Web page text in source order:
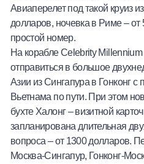
Авиаперелет под такой круиз
долларов, ночевка в Риме –
простой номер.
На корабле Celebrity
отправиться в большое
Азии из Сингапура в Гонконг
Вьетнама по пути. При этом
бухте Халонг – визитной
запланирована длительная
вопроса – от 1300 долларов.
Москва-Сингапур, Гонконг-